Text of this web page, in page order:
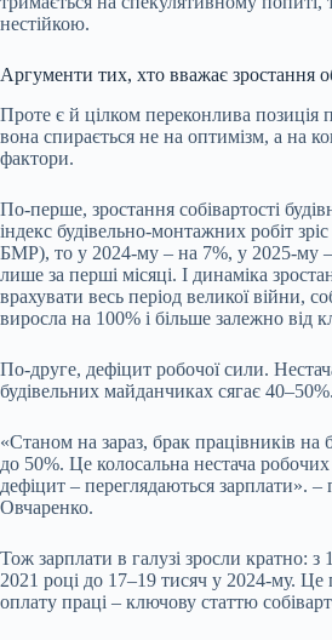
нестійкою.
Аргументи тих, хто вважає зростання
Проте є й цілком переконлива позиція
вона спирається не на оптимізм, а на
фактори.
По-перше, зростання собівартості
індекс будівельно-монтажних робіт
БМР), то у 2024-му – на 7%, у 2025-му
лише за перші місяці. І динаміка
врахувати весь період великої війни,
виросла на 100% і більше залежно від
По-друге, дефіцит робочої сили.
будівельних майданчиках сягає 40–50%.
«Станом на зараз, брак працівників на
до 50%. Це колосальна нестача
дефіцит – переглядаються зарплати». –
Овчаренко.
Тож зарплати в галузі зросли кратно: з
2021 році до 17–19 тисяч у 2024-му. Це
оплату праці – ключову статтю